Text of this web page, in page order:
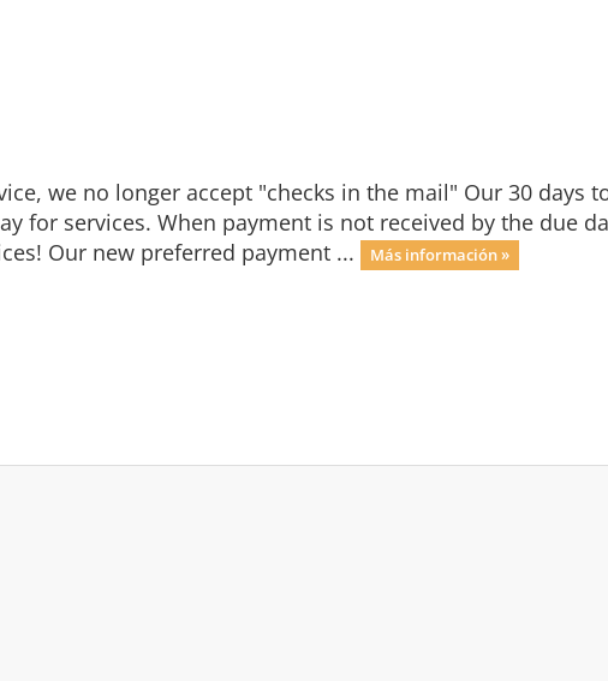
we no longer accept "checks in the mail" Our 30 days
for services. When payment is not received by the due
Our new preferred payment ...
Más información »